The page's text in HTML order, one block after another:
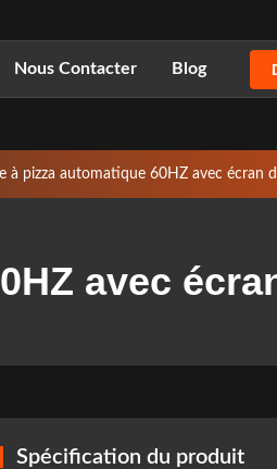
Nous Contacter Blog
à pizza automatique 60HZ avec écran
avec
Spécification du produit